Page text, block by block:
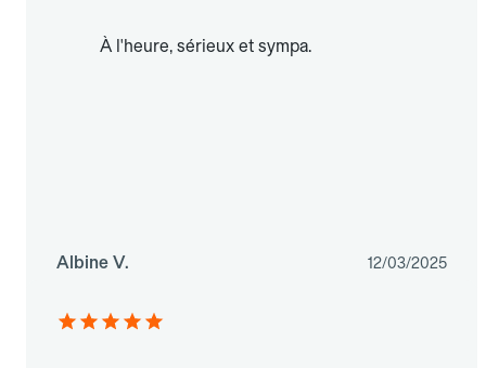
À l'heure, sérieux et sympa.
Albine V. 12/03/2025